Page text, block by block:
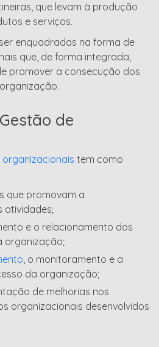
que levam à produção
e serviços.
enquadradas na forma de
que, de forma integrada,
promover a consecução dos
de
tem como
que promovam a
atividades;
e o relacionamento dos
organização;
, o monitoramento e a
da organização;
de melhorias nos
organizacionais desenvolvidos